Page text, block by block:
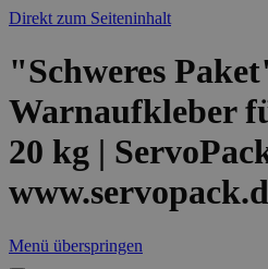
Direkt zum Seiteninhalt
"Schweres
Warnaufkleber
20 kg |
Menü überspringen